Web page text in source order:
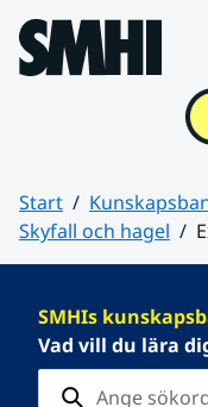
Hoppa till sidans
Start
Skyfall och hagel
SMHIs
Vad vill du lära